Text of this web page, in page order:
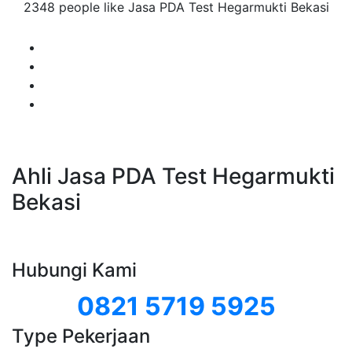
2348 people like Jasa PDA Test Hegarmukti Bekasi
Ahli Jasa PDA Test Hegarmukti
Bekasi
Hubungi Kami
0821 5719 5925
Type Pekerjaan